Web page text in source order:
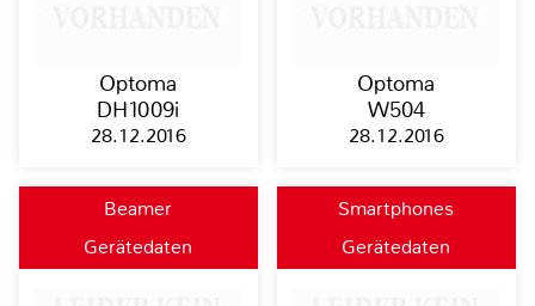
Optoma
DH1009i
28.12.2016
Optoma
W504
28.12.2016
Beamer
Gerätedaten
Smartphones
Gerätedaten